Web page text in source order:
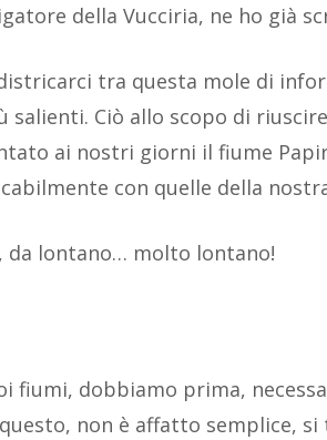
della Vucciria, ne ho già
tra questa mole di
Ciò allo scopo di riuscire
ai nostri giorni il fiume
con quelle della
da lontano… molto lontano!
fiumi, dobbiamo prima,
non è affatto semplice,